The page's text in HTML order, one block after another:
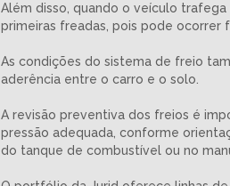
Além disso, quando o veículo
primeiras freadas, pois pode ocorrer
As condições do sistema de freio
aderência entre o carro e o solo.
A revisão preventiva dos freios é
pressão adequada, conforme
do tanque de combustível ou no